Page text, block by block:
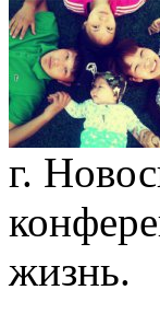
г.
жизнь.